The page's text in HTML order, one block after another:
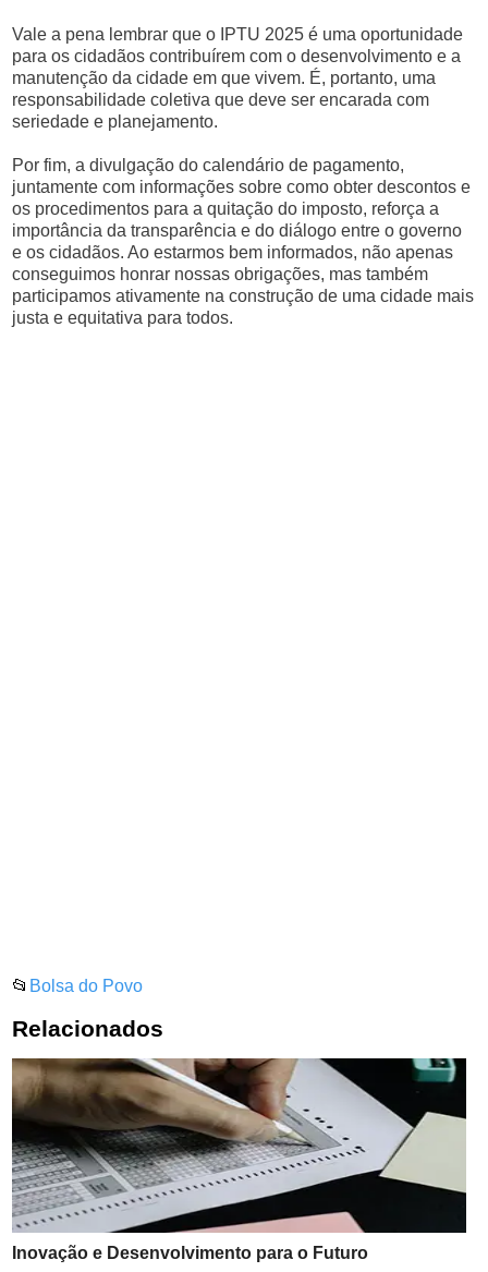
Vale a pena lembrar que o IPTU 2025 é uma oportunidade
para os cidadãos contribuírem com o desenvolvimento e a
manutenção da cidade em que vivem. É, portanto, uma
responsabilidade coletiva que deve ser encarada com
seriedade e planejamento.
Por fim, a divulgação do calendário de pagamento,
juntamente com informações sobre como obter descontos e
os procedimentos para a quitação do imposto, reforça a
importância da transparência e do diálogo entre o governo
e os cidadãos. Ao estarmos bem informados, não apenas
conseguimos honrar nossas obrigações, mas também
participamos ativamente na construção de uma cidade mais
justa e equitativa para todos.
📂 Bolsa do Povo
Relacionados
Inovação e Desenvolvimento para o Futuro